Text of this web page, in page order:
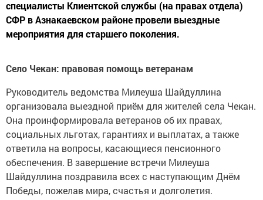
специалисты Клиентской службы (на правах отдела)
СФР в Азнакаевском районе провели выездные
мероприятия для старшего поколения.
Село Чекан: правовая помощь ветеранам
Руководитель ведомства Милеуша Шайдуллина
организовала выездной приём для жителей села Чекан.
Она проинформировала ветеранов об их правах,
социальных льготах, гарантиях и выплатах, а также
ответила на вопросы, касающиеся пенсионного
обеспечения. В завершение встречи Милеуша
Шайдуллина поздравила всех с наступающим Днём
Победы, пожелав мира, счастья и долголетия.